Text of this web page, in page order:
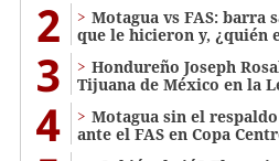
2
Motagua vs FAS: barra
que le hicieron y, ¿quién
3
Hondureño Joseph
Tijuana de México en la
4
Motagua sin el
ante el FAS en Copa